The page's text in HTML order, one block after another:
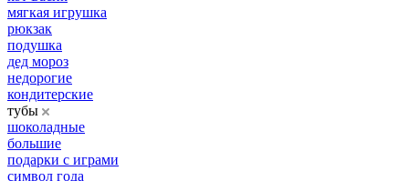
мягкая игрушка
рюкзак
подушка
дед мороз
недорогие
кондитерские
тубы
шоколадные
большие
подарки с играми
символ года